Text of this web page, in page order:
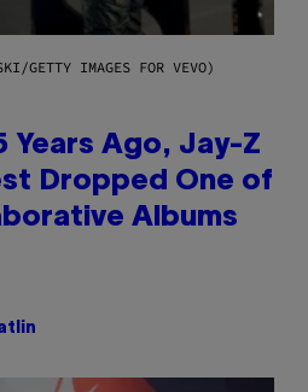
GETTY IMAGES FOR VEVO)
Years Ago, Jay-Z
Dropped One of
Albums